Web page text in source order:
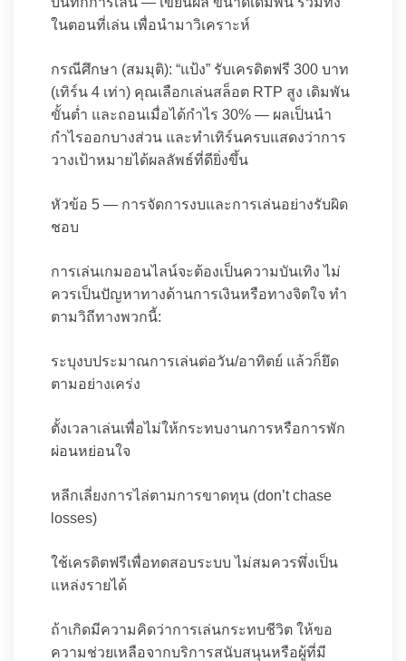
ในตอนที่เล่น เพื่อนำมาวิเคราะห์
กรณีศึกษา (สมมุติ): “แป้ง” รับเครดิตฟรี 300 บาท
(เทิร์น 4 เท่า) คุณเลือกเล่นสล็อต RTP สูง เดิมพัน
ขั้นต่ำ และถอนเมื่อได้กำไร 30% — ผลเป็นนำ
กำไรออกบางส่วน และทำเทิร์นครบแสดงว่าการ
วางเป้าหมายได้ผลลัพธ์ที่ดียิ่งขึ้น
หัวข้อ 5 — การจัดการงบและการเล่นอย่างรับผิด
ชอบ
การเล่นเกมออนไลน์จะต้องเป็นความบันเทิง ไม่
ควรเป็นปัญหาทางด้านการเงินหรือทางจิตใจ ทำ
ตามวิถีทางพวกนี้:
ระบุงบประมาณการเล่นต่อวัน/อาทิตย์ แล้วก็ยึด
ตามอย่างเคร่ง
ตั้งเวลาเล่นเพื่อไม่ให้กระทบงานการหรือการพัก
ผ่อนหย่อนใจ
หลีกเลี่ยงการไล่ตามการขาดทุน (don’t chase
losses)
ใช้เครดิตฟรีเพื่อทดสอบระบบ ไม่สมควรพึ่งเป็น
แหล่งรายได้
ถ้าเกิดมีความคิดว่าการเล่นกระทบชีวิต ให้ขอ
ความช่วยเหลือจากบริการสนับสนุนหรือผู้ที่มี